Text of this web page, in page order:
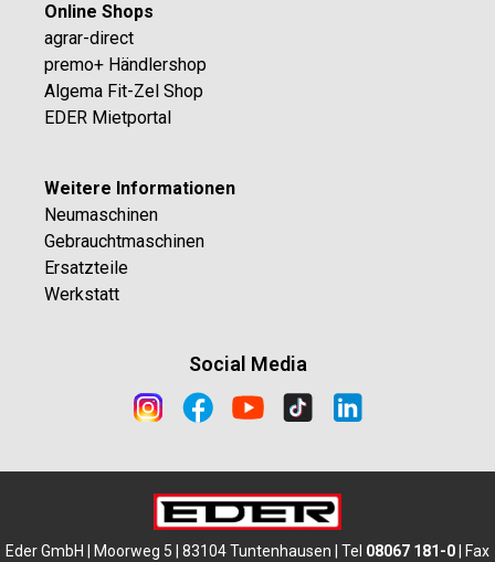
Online Shops
agrar-direct
premo+ Händlershop
Algema Fit-Zel Shop
EDER Mietportal
Weitere Informationen
Neumaschinen
Gebrauchtmaschinen
Ersatzteile
Werkstatt
Social Media
Eder GmbH | Moorweg 5 | 83104 Tuntenhausen | Tel 08067 181-0 | Fax